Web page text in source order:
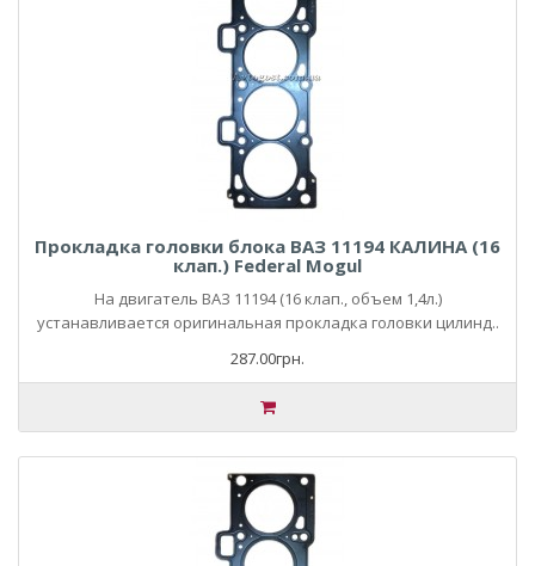
Прокладка головки блока ВАЗ 11194 КАЛИНА (16
клап.) Federal Mogul
На двигатель ВАЗ 11194 (16 клап., объем 1,4л.)
устанавливается оригинальная прокладка головки цилинд..
287.00грн.